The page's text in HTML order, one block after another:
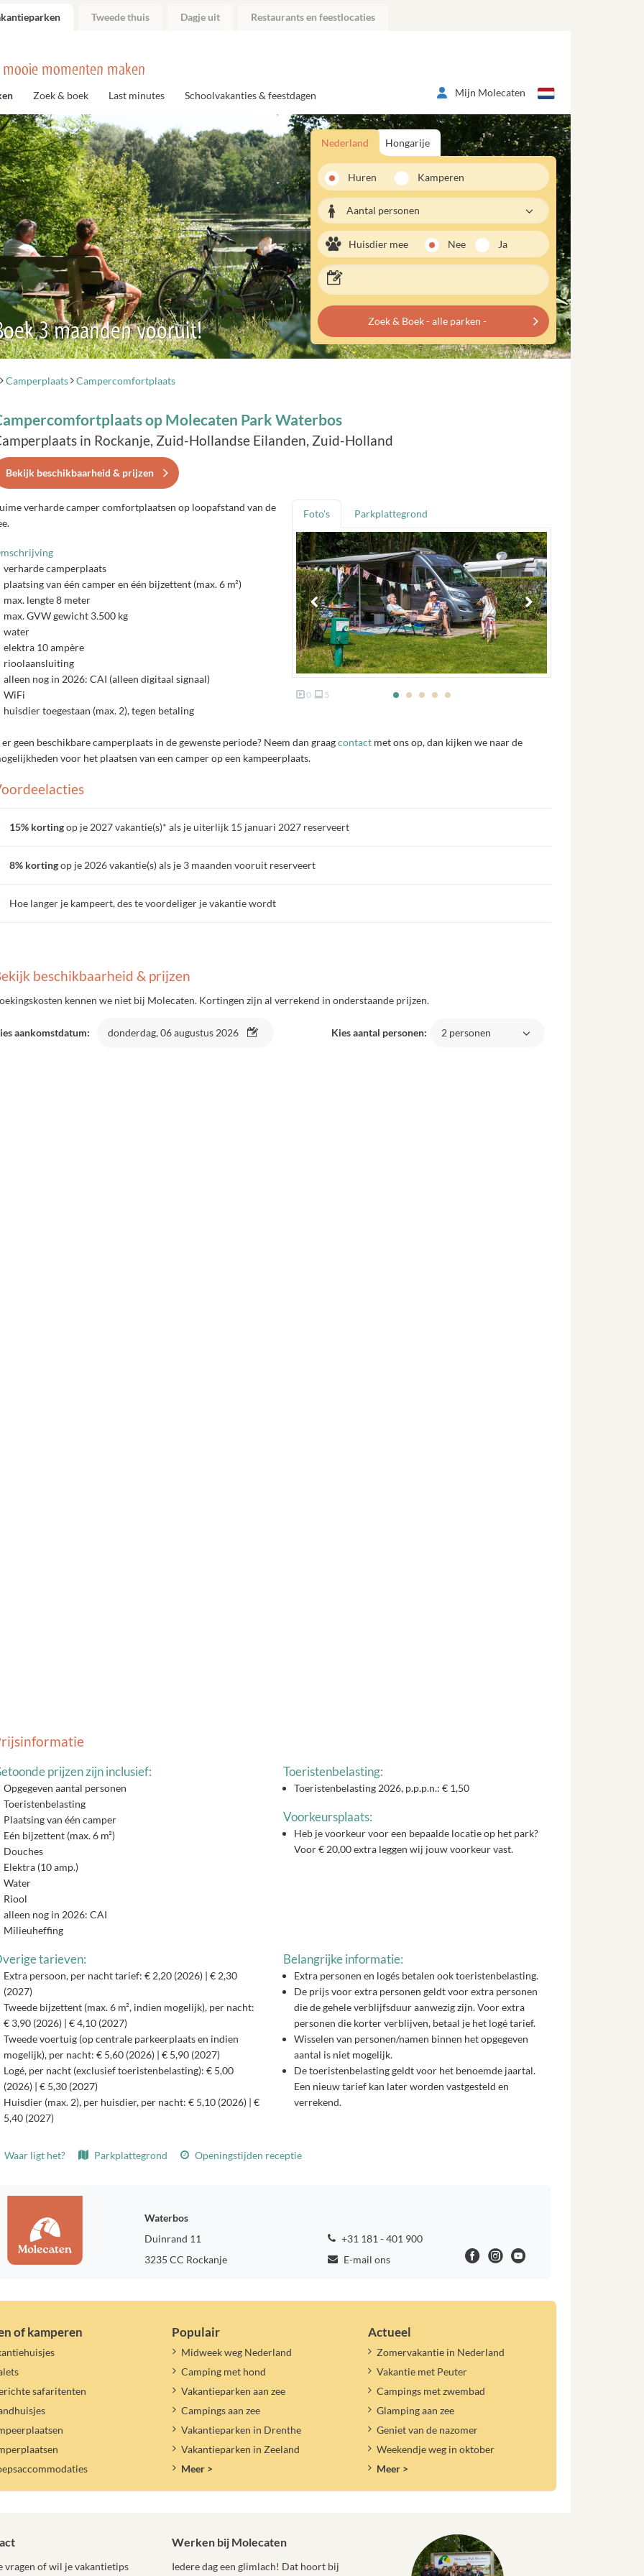
Tweede thuis Dagje uit Restaurants en feestlocaties
mooie momenten maken
Zoek & boek Last minutes Schoolvakanties & feestdagen Mijn Molecaten
3 maanden vooruit!
Nederland Hongarije
Huren Kamperen
Aantal personen
Huisdier mee Nee Ja
Zoek & Boek - alle parken -
Camperplaats Campercomfortplaats
op Molecaten Park Waterbos
in Rockanje, Zuid-Hollandse Eilanden, Zuid-Holland
Bekijk beschikbaarheid & prijzen
Foto's Parkplattegrond
0 5
verharde camper comfortplaatsen op loopafstand van de
verharde camperplaats
plaatsing van één camper en één bijzettent (max. 6 m²)
max. lengte 8 meter
max. GVW gewicht 3.500 kg
water
elektra 10 ampère
rioolaansluiting
alleen nog in 2026: CAI (alleen digitaal signaal)
WiFi
huisdier toegestaan (max. 2), tegen betaling
er geen beschikbare camperplaats in de gewenste periode? Neem dan graagcontactmet ons op, dan kijken we naar de
voor het plaatsen van een camper op een kampeerplaats.
15% kortingop je 2027 vakantie(s)* als je uiterlijk 15 januari 2027 reserveert
8% kortingop je 2026 vakantie(s) als je 3 maanden vooruit reserveert
Hoe langer je kampeert, des te voordeliger je vakantie wordt
beschikbaarheid & prijzen
kennen we niet bij Molecaten. Kortingen zijn al verrekend in onderstaande prijzen.
aankomstdatum: donderdag, 06 augustus 2026 Kies aantal personen: 2 personen
prijzen zijn inclusief:
Opgegeven aantal personen
Toeristenbelasting
Plaatsing van één camper
Eén bijzettent (max. 6 m²)
Douches
Elektra (10 amp.)
Water
Riool
alleen nog in 2026: CAI
Milieuheffing
Toeristenbelasting:
Toeristenbelasting 2026, p.p.p.n.: € 1,50
Voorkeursplaats:
Heb je voorkeur voor een bepaalde locatie op het park?
Voor € 20,00 extra leggen wij jouw voorkeur vast.
tarieven:
Extra persoon, per nacht tarief: € 2,20 (2026) | € 2,30
(2027)
Tweede bijzettent (max. 6 m², indien mogelijk), per nacht:
€ 3,90 (2026) | € 4,10 (2027)
Tweede voertuig (op centrale parkeerplaats en indien
mogelijk), per nacht: € 5,60 (2026) | € 5,90 (2027)
Logé, per nacht (exclusief toeristenbelasting): € 5,00
(2026) | € 5,30 (2027)
Huisdier (max. 2), per huisdier, per nacht: € 5,10 (2026) | €
5,40 (2027)
Belangrijke informatie:
Extra personen en logés betalen ook toeristenbelasting.
De prijs voor extra personen geldt voor extra personen
die de gehele verblijfsduur aanwezig zijn. Voor extra
personen die korter verblijven, betaal je het logé tarief.
Wisselen van personen/namen binnen het opgegeven
aantal is niet mogelijk.
De toeristenbelasting geldt voor het benoemde jaartal.
Een nieuw tarief kan later worden vastgesteld en
verrekend.
Waar ligt het? Parkplattegrond Openingstijden receptie
Waterbos
Duinrand 11
3235 CC Rockanje
+31 181 - 401 900
E-mail ons
of kamperen
safaritenten
Populair
Midweek weg Nederland
Camping met hond
Vakantieparken aan zee
Campings aan zee
Vakantieparken in Drenthe
Vakantieparken in Zeeland
Meer >
Actueel
Zomervakantie in Nederland
Vakantie met Peuter
Campings met zwembad
Glamping aan zee
Geniet van de nazomer
Weekendje weg in oktober
Meer >
vragen of wil je vakantietips
Werken bij Molecaten
Iedere dag een glimlach! Dat hoort bij